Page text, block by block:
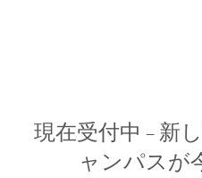
現在受付中 – 新
ャンパスが